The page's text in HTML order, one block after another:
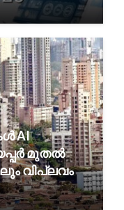
AI
മുതൽ
വിപ്ലവം